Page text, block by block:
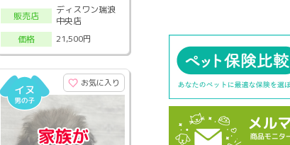
販売店
ディスワン瑞浪
中央店
価格
21,500円
お気に入り